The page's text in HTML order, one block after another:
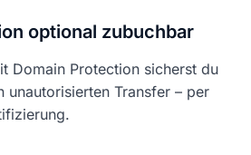
optional zubuchbar
Domain Protection sicherst du
unautorisierten Transfer – per